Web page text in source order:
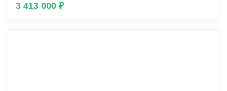
3 413 000 ₽